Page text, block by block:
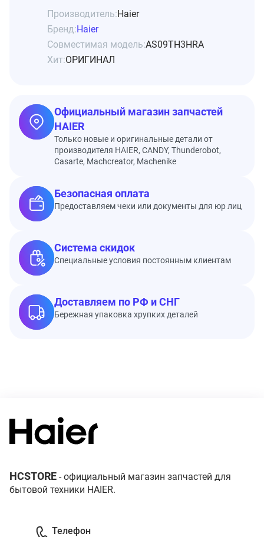
Производитель:Haier
Бренд:Haier
Совместимая модель:AS09TH3HRA
Хит:ОРИГИНАЛ
Официальный магазин запчастей
HAIER
Только новые и оригинальные детали от
производителя HAIER, CANDY, Thunderobot,
Casarte, Machcreator, Machenike
Безопасная оплата
Предоставляем чеки или документы для юр лиц
Система скидок
Специальные условия постоянным клиентам
Доставляем по РФ и СНГ
Бережная упаковка хрупких деталей
HCSTORE - официальный магазин запчастей для
бытовой техники HAIER.
Телефон